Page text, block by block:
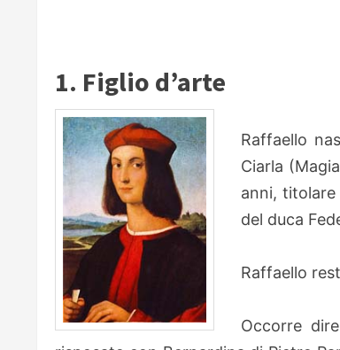
1. Figlio d’arte
Raffaello
Ciarla
anni,
del duca
Raffaello
Occorre